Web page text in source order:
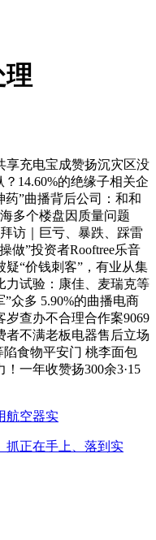
理
充电宝成赞扬沉灾区没
14.60%的绝缘子相关企
药”曲播背后公司：和和
多个楼盘因质量问题
访｜巨亏、暴跌、踩雷
做”投资者Rooftree乐音
疑“价钱刺客”，有业从集
力试验：康佳、麦瑞克等
众多 5.90%的曲播电商
查办不合理合作案9069
者不满老板电器售后立场
陷食物平安门 桃李面包
一年收赞扬300余3·15
航空器实
抓正在手上、落到实